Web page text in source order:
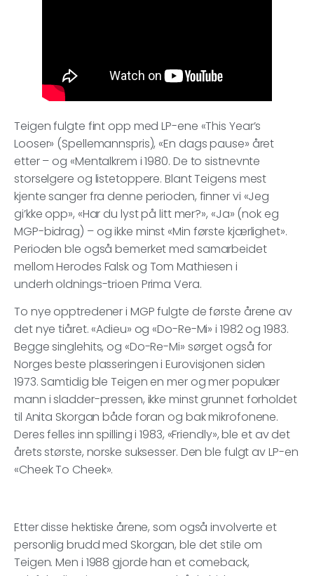
Teigen fulgte fint opp med LP-ene «This Year’s
Looser» (Spellemannspris), «En dags pause» året
etter – og «Mentalkrem i 1980. De to sistnevnte
storselgere og listetoppere. Blant Teigens mest
kjente sanger fra denne perioden, finner vi «Jeg
gi’kke opp», «Har du lyst på litt mer?», «Ja» (nok eg
MGP-bidrag) – og ikke minst «Min første kjærlighet».
Perioden ble også bemerket med samarbeidet
mellom Herodes Falsk og Tom Mathiesen i
underh oldnings-trioen Prima Vera.
To nye opptredener i MGP fulgte de første årene av
det nye tiåret. «Adieu» og «Do-Re-Mi» i 1982 og 1983.
Begge singlehits, og «Do-Re-Mi» sørget også for
Norges beste plasseringen i Eurovisjonen siden
1973. Samtidig ble Teigen en mer og mer populær
mann i sladder-pressen, ikke minst grunnet forholdet
til Anita Skorgan både foran og bak mikrofonene.
Deres felles inn spilling i 1983, «Friendly», ble et av det
årets største, norske suksesser. Den ble fulgt av LP-en
«Cheek To Cheek».
Etter disse hektiske årene, som også involverte et
personlig brudd med Skorgan, ble det stile om
Teigen. Men i 1988 gjorde han et comeback,